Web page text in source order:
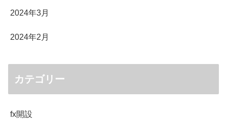
2024年3月
2024年2月
カテゴリー
fx開設